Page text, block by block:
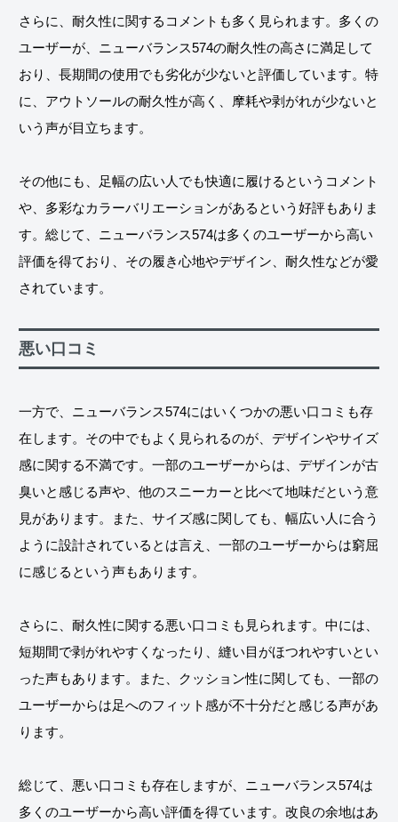
さらに、耐久性に関するコメントも多く見られます。多くの
ユーザーが、ニューバランス574の耐久性の高さに満足して
おり、長期間の使用でも劣化が少ないと評価しています。特
に、アウトソールの耐久性が高く、摩耗や剥がれが少ないと
いう声が目立ちます。
その他にも、足幅の広い人でも快適に履けるというコメント
や、多彩なカラーバリエーションがあるという好評もありま
す。総じて、ニューバランス574は多くのユーザーから高い
評価を得ており、その履き心地やデザイン、耐久性などが愛
されています。
悪い口コミ
一方で、ニューバランス574にはいくつかの悪い口コミも存
在します。その中でもよく見られるのが、デザインやサイズ
感に関する不満です。一部のユーザーからは、デザインが古
臭いと感じる声や、他のスニーカーと比べて地味だという意
見があります。また、サイズ感に関しても、幅広い人に合う
ように設計されているとは言え、一部のユーザーからは窮屈
に感じるという声もあります。
さらに、耐久性に関する悪い口コミも見られます。中には、
短期間で剥がれやすくなったり、縫い目がほつれやすいとい
った声もあります。また、クッション性に関しても、一部の
ユーザーからは足へのフィット感が不十分だと感じる声があ
ります。
総じて、悪い口コミも存在しますが、ニューバランス574は
多くのユーザーから高い評価を得ています。改良の余地はあ